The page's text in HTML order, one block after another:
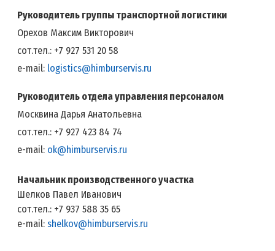
Руководитель группы транспортной логистики
Орехов Максим Викторович
сот.тел.: +7 927 531 20 58
e-mail: logistics@himburservis.ru
Руководитель отдела управления персоналом
Москвина Дарья Анатольевна
сот.тел.: +7 927 423 84 74
e-mail: ok@himburservis.ru
Начальник производственного участка
Шелков Павел Иванович
сот.тел.: +7 937 588 35 65‬
e-mail:shelkov@himburservis.ru